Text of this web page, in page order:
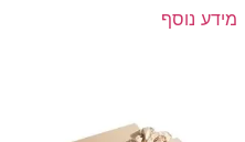
מידע נוסף